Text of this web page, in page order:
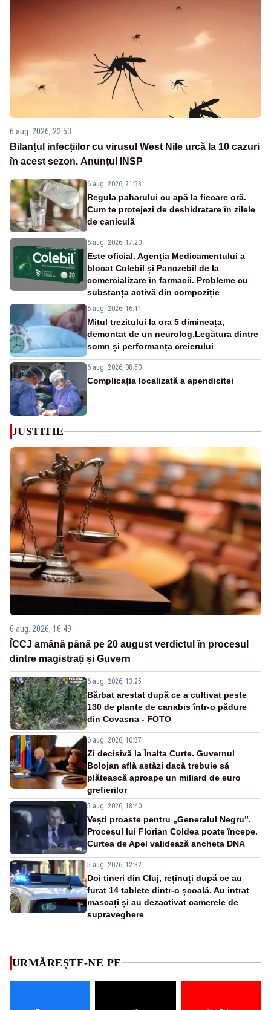
6 aug. 2026, 22:53
Bilanțul infecțiilor cu virusul West Nile urcă la 10 cazuri
în acest sezon. Anunțul INSP
6 aug. 2026, 21:53
Regula paharului cu apă la fiecare oră.
Cum te protejezi de deshidratare în zilele
de caniculă
6 aug. 2026, 17:20
Este oficial. Agenția Medicamentului a
blocat Colebil și Panczebil de la
comercializare în farmacii. Probleme cu
substanța activă din compoziție
6 aug. 2026, 16:11
Mitul trezitului la ora 5 dimineața,
demontat de un neurolog.Legătura dintre
somn și performanța creierului
6 aug. 2026, 08:50
Complicația localizată a apendicitei
JUSTITIE
6 aug. 2026, 16:49
ÎCCJ amână până pe 20 august verdictul în procesul
dintre magistrați și Guvern
6 aug. 2026, 13:25
Bărbat arestat după ce a cultivat peste
130 de plante de canabis într-o pădure
din Covasna - FOTO
6 aug. 2026, 10:57
Zi decisivă la Înalta Curte. Guvernul
Bolojan află astăzi dacă trebuie să
plătească aproape un miliard de euro
grefierilor
5 aug. 2026, 18:40
Vești proaste pentru „Generalul Negru”.
Procesul lui Florian Coldea poate începe.
Curtea de Apel validează ancheta DNA
5 aug. 2026, 12:32
Doi tineri din Cluj, reținuți după ce au
furat 14 tablete dintr-o școală. Au intrat
mascați și au dezactivat camerele de
supraveghere
URMĂREȘTE-NE PE